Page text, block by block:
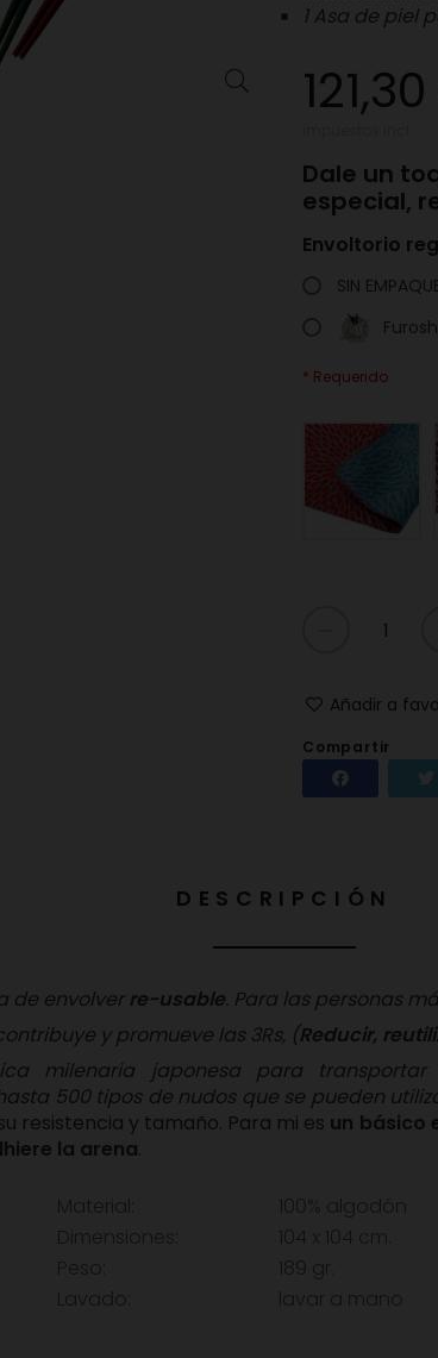
1 Asa de piel
Dale un
especial,
Envoltorio
SIN
* Requerido
Añadir a
Compartir
Compartir
DESCRIPCIÓN
de envolver re-usable. Para las personas
y promueve las 3Rs, (Reducir,
milenaria japonesa para
500 tipos de nudos que se pueden
resistencia y tamaño. Para mi es un básico
la arena.